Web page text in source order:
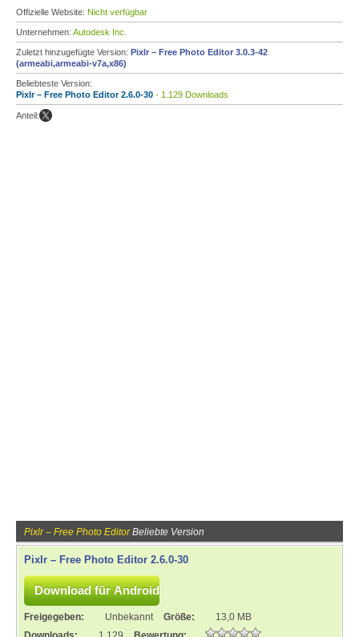
Offizielle Website: Nicht verfügbar
Unternehmen: Autodesk Inc.
Zuletzt hinzugefügte Version: Pixlr – Free Photo Editor 3.0.3-42
(armeabi,armeabi-v7a,x86)
Beliebteste Version:
Pixlr – Free Photo Editor 2.6.0-30 - 1.129 Downloads
Anteil:
Pixlr – Free Photo EditorBeliebte Version
Pixlr – Free Photo Editor 2.6.0-30
Freigegeben: Unbekannt Größe:
13,0 MB